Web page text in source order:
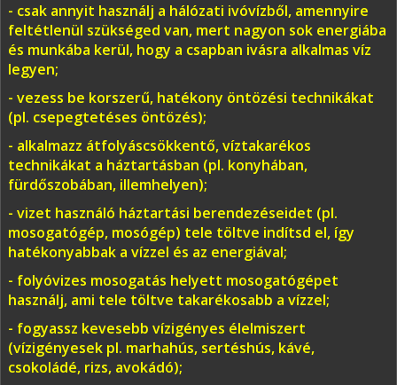
- csak annyit használj a hálózati ivóvízből, amennyire
feltétlenül szükséged van, mert nagyon sok energiába
és munkába kerül, hogy a csapban ivásra alkalmas víz
legyen;
- vezess be korszerű, hatékony öntözési technikákat
(pl. csepegtetéses öntözés);
- alkalmazz átfolyáscsökkentő, víztakarékos
technikákat a háztartásban (pl. konyhában,
fürdőszobában, illemhelyen);
- vizet használó háztartási berendezéseidet (pl.
mosogatógép, mosógép) tele töltve indítsd el, így
hatékonyabbak a vízzel és az energiával;
- folyóvizes mosogatás helyett mosogatógépet
használj, ami tele töltve takarékosabb a vízzel;
- fogyassz kevesebb vízigényes élelmiszert
(vízigényesek pl. marhahús, sertéshús, kávé,
csokoládé, rizs, avokádó);